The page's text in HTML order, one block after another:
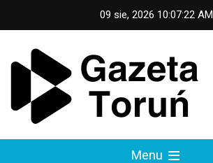
to
content
09 sie, 2026 10:07:23 AM
Gazeta Toruń
Menu